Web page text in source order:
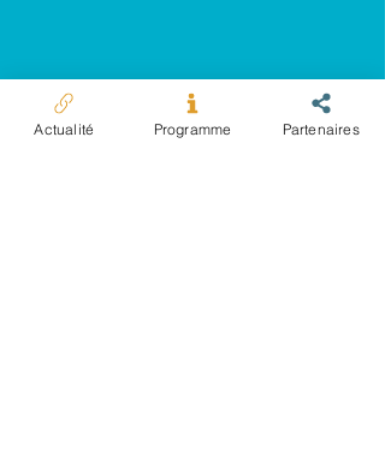
Actualité Programme Partenaires